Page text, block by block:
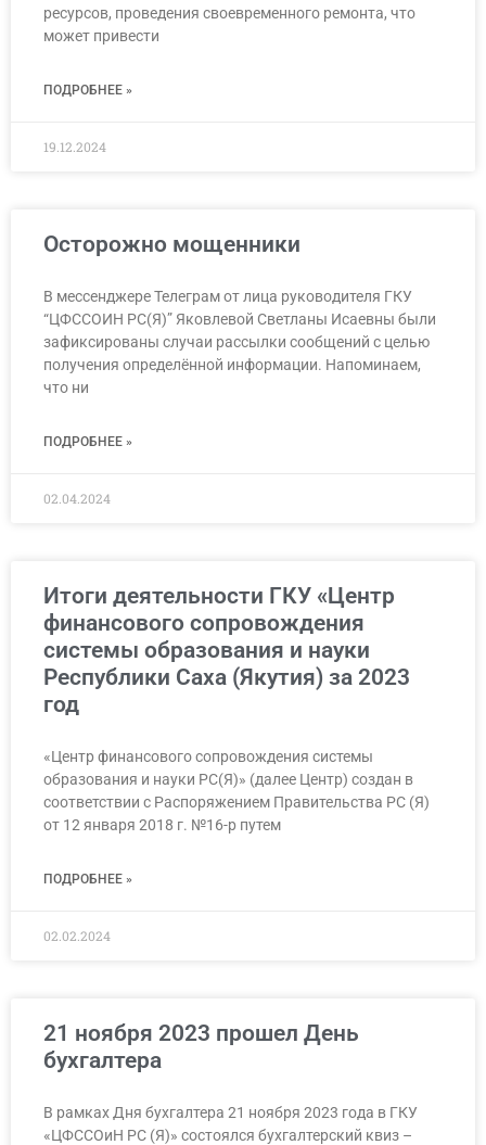
ресурсов, проведения своевременного ремонта, что
может привести
ПОДРОБНЕЕ »
19.12.2024
Осторожно мощенники
В мессенджере Телеграм от лица руководителя ГКУ
“ЦФССОИН РС(Я)” Яковлевой Светланы Исаевны были
зафиксированы случаи рассылки сообщений с целью
получения определённой информации. Напоминаем,
что ни
ПОДРОБНЕЕ »
02.04.2024
Итоги деятельности ГКУ «Центр
финансового сопровождения
системы образования и науки
Республики Саха (Якутия) за 2023
год
«Центр финансового сопровождения системы
образования и науки РС(Я)» (далее Центр) создан в
соответствии с Распоряжением Правительства РС (Я)
от 12 января 2018 г. №16-р путем
ПОДРОБНЕЕ »
02.02.2024
21 ноября 2023 прошел День
бухгалтера
В рамках Дня бухгалтера 21 ноября 2023 года в ГКУ
«ЦФССОиН РС (Я)» состоялся бухгалтерский квиз –